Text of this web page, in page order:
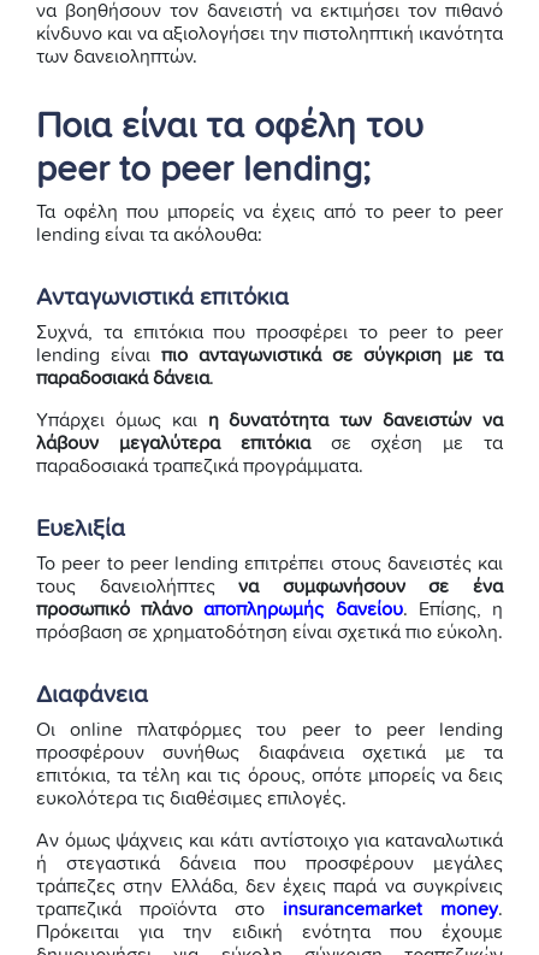
να βοηθήσουν τον δανειστή να εκτιμήσει τον πιθανό
κίνδυνο και να αξιολογήσει την πιστοληπτική ικανότητα
των δανειοληπτών.
Ποια είναι τα οφέλη του
peer to peer lending;
Τα οφέλη που μπορείς να έχεις από το peer to peer
lending είναι τα ακόλουθα:
Ανταγωνιστικά επιτόκια
Συχνά, τα επιτόκια που προσφέρει το peer to peer
lending είναι πιο ανταγωνιστικά σε σύγκριση με τα
παραδοσιακά δάνεια.
Υπάρχει όμως και η δυνατότητα των δανειστών να
λάβουν μεγαλύτερα επιτόκιασε σχέση με τα
παραδοσιακά τραπεζικά προγράμματα.
Ευελιξία
Το peer to peer lending επιτρέπει στους δανειστές και
τους δανειολήπτεςνα συμφωνήσουν σε ένα
προσωπικό πλάνοαποπληρωμής δανείου. Επίσης, η
πρόσβαση σε χρηματοδότηση είναι σχετικά πιο εύκολη.
Διαφάνεια
Οι online πλατφόρμες του peer to peer lending
προσφέρουν συνήθως διαφάνεια σχετικά με τα
επιτόκια, τα τέλη και τις όρους, οπότε μπορείς να δεις
ευκολότερα τις διαθέσιμες επιλογές.
Αν όμως ψάχνεις και κάτι αντίστοιχο για καταναλωτικά
ή στεγαστικά δάνεια που προσφέρουν μεγάλες
τράπεζες στην Ελλάδα, δεν έχεις παρά να συγκρίνεις
τραπεζικά προϊόντα στο insurancemarket money.
Πρόκειται για την ειδική ενότητα που έχουμε